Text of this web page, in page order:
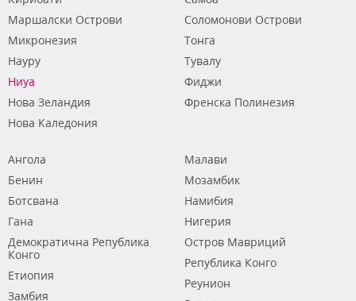
Маршалски Острови
Микронезия
Науру
Ниуа
Нова Зеландия
Нова Каледония
Соломонови Острови
Тонга
Тувалу
Фиджи
Френска Полинезия
Ангола
Бенин
Ботсвана
Гана
Демократична Република
Конго
Етиопия
Замбия
Малави
Мозамбик
Намибия
Нигерия
Остров Мавриций
Република Конго
Реунион